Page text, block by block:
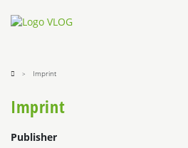
Imprint
Imprint
Publisher